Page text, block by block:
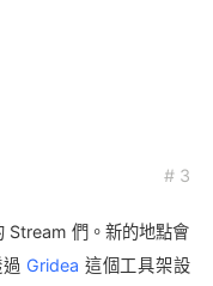
# 3
Stream 們。新的地點會
Gridea 這個工具架設